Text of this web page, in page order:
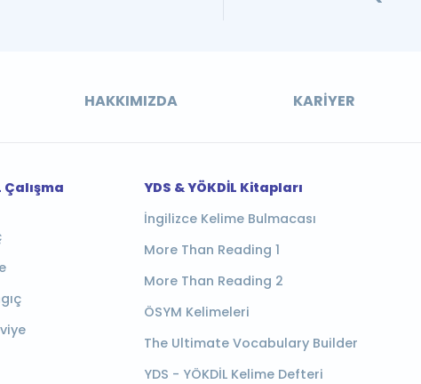
HAKKIMIZDA KARIYER
Çalışma
YDS & YÖKDİL Kitapları
İngilizce Kelime Bulmacası
More Than Reading 1
More Than Reading 2
ÖSYM Kelimeleri
The Ultimate Vocabulary Builder
YDS - YÖKDİL Kelime Defteri